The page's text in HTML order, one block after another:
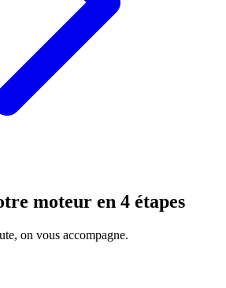
moteur en 4 étapes
on vous accompagne.